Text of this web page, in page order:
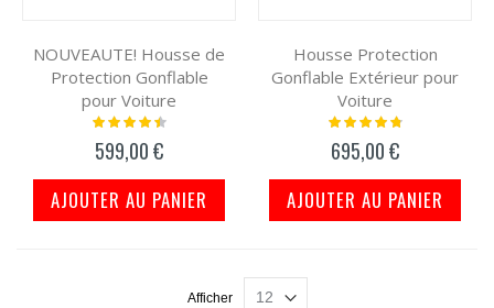
NOUVEAUTE! Housse de
Protection Gonflable
pour Voiture
Notation:
599,00 €
AJOUTER AU PANIER
Housse Protection
Gonflable Extérieur pour
Voiture
Notation:
695,00 €
AJOUTER AU PANIER
Afficher